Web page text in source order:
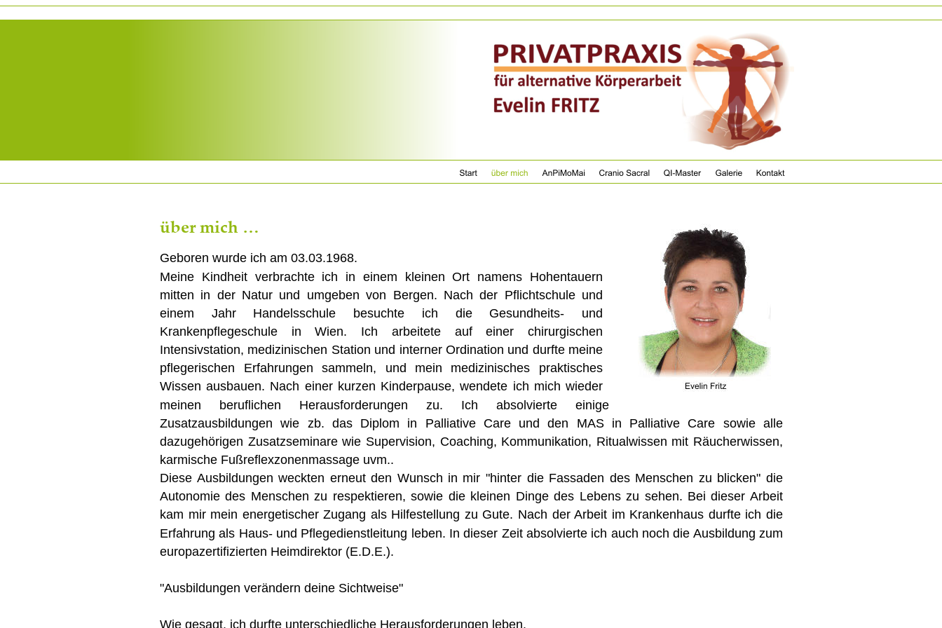
über mich …
Geboren wurde ich am 03.03.1968.
Meine Kindheit verbrachte ich in einem kleinen Ort namens Hohentauern
mitten in der Natur und umgeben von Bergen. Nach der Pflichtschule und
einem Jahr Handelsschule besuchte ich die Gesundheits- und
Krankenpflegeschule in Wien. Ich arbeitete auf einer chirurgischen
Intensivstation, medizinischen Station und interner Ordination und durfte meine
pflegerischen Erfahrungen sammeln, und mein medizinisches praktisches
Wissen ausbauen. Nach einer kurzen Kinderpause, wendete ich mich wieder
meinen beruflichen Herausforderungen zu. Ich absolvierte einige
Zusatzausbildungen wie zb. das Diplom in Palliative Care und den MAS in Palliative Care sowie alle
dazugehörigen Zusatzseminare wie Supervision, Coaching, Kommunikation, Ritualwissen mit Räucherwissen,
karmische Fußreflexzonenmassage uvm..
Diese Ausbildungen weckten erneut den Wunsch in mir "hinter die Fassaden des Menschen zu blicken" die
Autonomie des Menschen zu respektieren, sowie die kleinen Dinge des Lebens zu sehen. Bei dieser Arbeit
kam mir mein energetischer Zugang als Hilfestellung zu Gute. Nach der Arbeit im Krankenhaus durfte ich die
Erfahrung als Haus- und Pflegedienstleitung leben. In dieser Zeit absolvierte ich auch noch die Ausbildung zum
europazertifizierten Heimdirektor (E.D.E.).
"Ausbildungen verändern deine Sichtweise"
Wie gesagt, ich durfte unterschiedliche Herausforderungen leben.